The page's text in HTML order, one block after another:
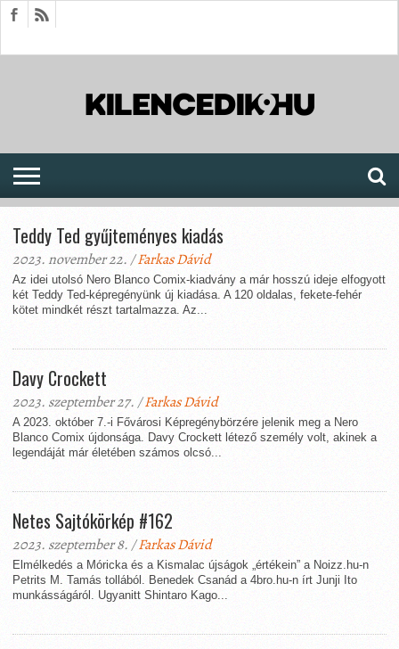
Teddy Ted gyűjteményes kiadás
2023. november 22. /Farkas Dávid
Az idei utolsó Nero Blanco Comix-kiadvány a már hosszú ideje elfogyott
két Teddy Ted-képregényünk új kiadása. A 120 oldalas, fekete-fehér
kötet mindkét részt tartalmazza. Az...
Davy Crockett
2023. szeptember 27. /Farkas Dávid
A 2023. október 7.-i Fővárosi Képregénybörzére jelenik meg a Nero
Blanco Comix újdonsága. Davy Crockett létező személy volt, akinek a
legendáját már életében számos olcsó...
Netes Sajtókörkép #162
2023. szeptember 8. /Farkas Dávid
Elmélkedés a Móricka és a Kismalac újságok „értékein” a Noizz.hu-n
Petrits M. Tamás tollából. Benedek Csanád a 4bro.hu-n írt Junji Ito
munkásságáról. Ugyanitt Shintaro Kago...